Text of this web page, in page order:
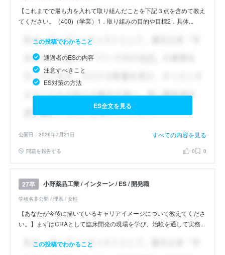
【これまでで最も力を入れて取り組んだことを下記３点を含めて教え
てください。（400)（学業）1．取り組みの目的や目標2．具体...
この投稿でわかること
通過者のESの内容
注意すべきこと
ES対策の方法
ES全文を見る
公開日：2026年7月21日 すべての内容を見る
問題を報告する 0 0
27卒 小野薬品工業 / インターン / ES / 開発職
学校名非公開 / 理系 / 女性
【あなたが今後に描いているキャリアイメージについて教えてくださ
い。】まずはCRAとして臨床開発の現場を学び、治験を通して実務...
この投稿でわかること